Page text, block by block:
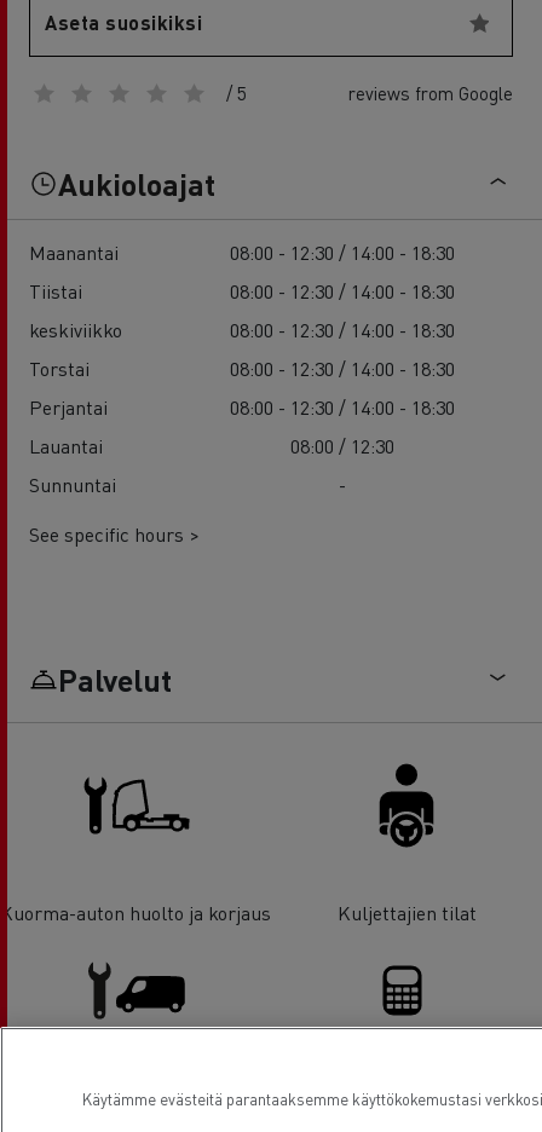
Aseta suosikiksi
/ 5 reviews from Google
Aukioloajat
Maanantai
08:00 - 12:30 / 14:00 - 18:30
Tiistai
08:00 - 12:30 / 14:00 - 18:30
keskiviikko
08:00 - 12:30 / 14:00 - 18:30
Torstai
08:00 - 12:30 / 14:00 - 18:30
Perjantai
08:00 - 12:30 / 14:00 - 18:30
Lauantai
08:00 / 12:30
Sunnuntai
-
See specific hours >
Palvelut
Kuorma-auton huolto ja korjaus Kuljettajien tilat
Pakettiautohuolto Rahoitus
Käytämme evästeitä parantaaksemme käyttökokemustasi